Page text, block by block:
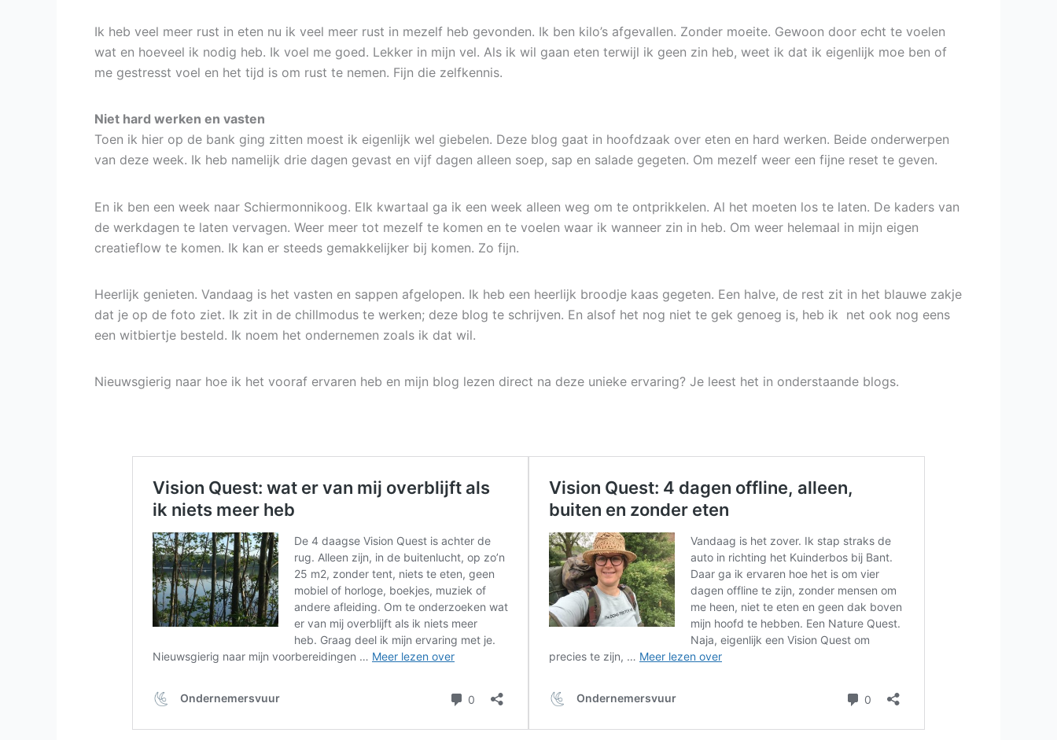
Ik heb veel meer rust in eten nu ik veel meer rust in mezelf heb gevonden. Ik ben kilo’s afgevallen. Zonder moeite. Gewoon door echt te voelen
wat en hoeveel ik nodig heb. Ik voel me goed. Lekker in mijn vel. Als ik wil gaan eten terwijl ik geen zin heb, weet ik dat ik eigenlijk moe ben of
me gestresst voel en het tijd is om rust te nemen. Fijn die zelfkennis.
Niet hard werken en vasten
Toen ik hier op de bank ging zitten moest ik eigenlijk wel giebelen. Deze blog gaat in hoofdzaak over eten en hard werken. Beide onderwerpen
van deze week. Ik heb namelijk drie dagen gevast en vijf dagen alleen soep, sap en salade gegeten. Om mezelf weer een fijne reset te geven.
En ik ben een week naar Schiermonnikoog. Elk kwartaal ga ik een week alleen weg om te ontprikkelen. Al het moeten los te laten. De kaders van
de werkdagen te laten vervagen. Weer meer tot mezelf te komen en te voelen waar ik wanneer zin in heb. Om weer helemaal in mijn eigen
creatieflow te komen. Ik kan er steeds gemakkelijker bij komen. Zo fijn.
Heerlijk genieten. Vandaag is het vasten en sappen afgelopen. Ik heb een heerlijk broodje kaas gegeten. Een halve, de rest zit in het blauwe zakje
dat je op de foto ziet. Ik zit in de chillmodus te werken; deze blog te schrijven. En alsof het nog niet te gek genoeg is, heb ik net ook nog eens
een witbiertje besteld. Ik noem het ondernemen zoals ik dat wil.
Nieuwsgierig naar hoe ik het vooraf ervaren heb en mijn blog lezen direct na deze unieke ervaring? Je leest het in onderstaande blogs.